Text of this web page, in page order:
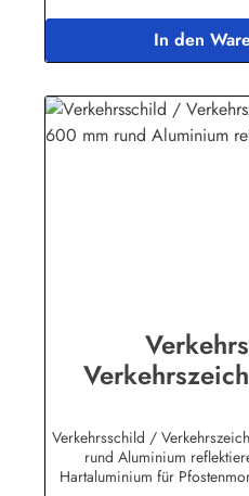
Gütezeichen. Die Stärke
beträgt 2 mm, die Schilder
geeignet und zeichnen sich
Klar Schilder- und
12 – 1642111
In den
reflektierend
Verkehrsschild /
rund Aluminium
Hartaluminium für